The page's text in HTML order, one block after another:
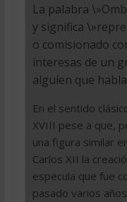
La palabra
y significa
o comisionado
interesas de un
alguien que
En el sentido
XVIII pese a que,
una figura similar
Carlos XII la
especula que fue
pasado varios